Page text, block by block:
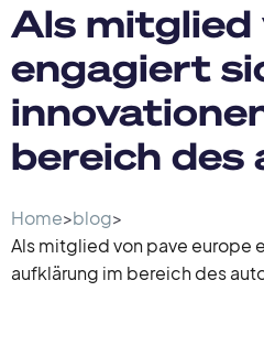
Home>blog>
Als mitglied von pave europe
aufklärung im bereich des
Als mitglied
engagiert
bereich des